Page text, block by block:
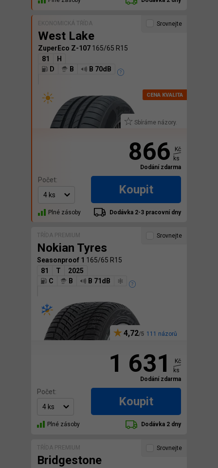
EKONOMICKÁ TŘÍDA
West Lake
ZuperEco Z-107 165/65 R15
81
H
D
B B 70dB
Sbíráme názory.
Srovnejte
866
Kč
ks
Dodání zdarma
Počet:
Koupit
Plné zásoby Dodávka 2-3 pracovní dny
TŘÍDA PREMIUM
Nokian Tyres
Seasonproof 1 165/65 R15
81
T
2025
C
B B 71dB
4,72 111 názorů
Srovnejte
1 631
Kč
ks
Dodání zdarma
Počet:
Koupit
Plné zásoby Dodávka 2 dny
TŘÍDA PREMIUM
Bridgestone
Srovnejte